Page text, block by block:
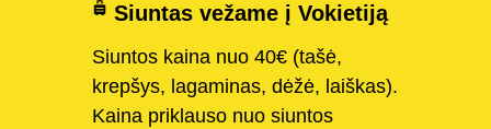
Siuntas vežame į Vokietiją
Siuntos kaina nuo 40€ (tašė,
krepšys, lagaminas, dėžė, laiškas).
Kaina priklauso nuo siuntos